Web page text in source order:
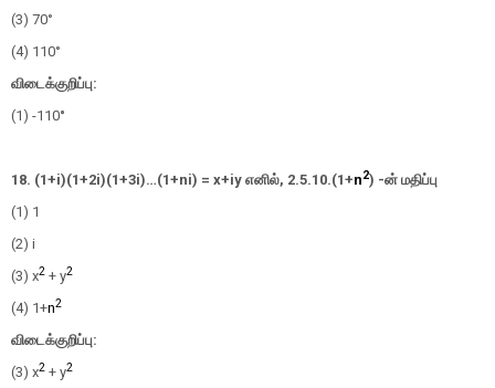
(3) 70°
(4) 110°
விடைக்குறிப்பு:
(1) -110°
18. (1+i)(1+2i)(1+3i)…(1+ni) = x+iy எனில், 2.5.10.(1+n2) -ன் மதிப்பு
(1) 1
(2) i
(3) x2 + y2
(4) 1+n2
விடைக்குறிப்பு:
(3) x2 + y2